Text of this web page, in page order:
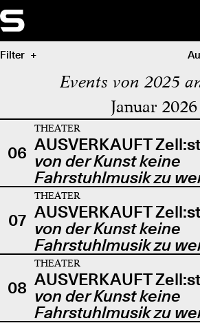
Filter
Events von 2025
Januar 2026
06
THEATER
AUSVERKAUFT
von der Kunst keine
Fahrstuhlmusik zu
07
THEATER
AUSVERKAUFT
von der Kunst keine
Fahrstuhlmusik zu
08
THEATER
AUSVERKAUFT
von der Kunst keine
Fahrstuhlmusik zu